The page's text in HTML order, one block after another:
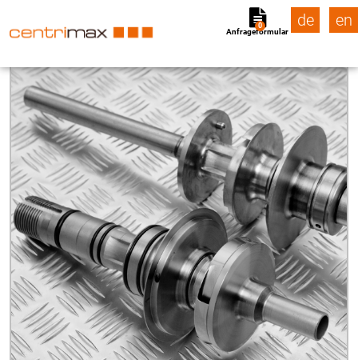
Anfrageformular
0 de en